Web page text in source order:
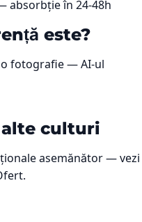
absorbție în 24-48h
este?
o fotografie — AI-ul
alte culturi
asemănător — vezi